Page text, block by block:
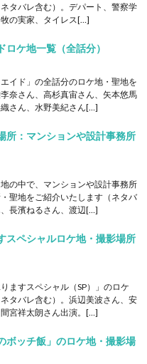
タバレ含む）。デパート、警察学
の実家、タイレス[…]
ロケ地一覧（全話分）
イド」の全話分のロケ地・聖地を
奈さん、⾼杉真宙さん、⽮本悠⾺
さん、⽔野美紀さん[…]
所：マンションや設計事務所
の中で、マンションや設計事務所
聖地をご紹介いたします（ネタバ
長濱ねるさん、渡辺[…]
スペシャルロケ地・撮影場所
ますスペシャル（SP）」のロケ
タバレ含む）。浜辺美波さん、安
宮祥太朗さん出演。[…]
ボッチ飯」のロケ地・撮影場